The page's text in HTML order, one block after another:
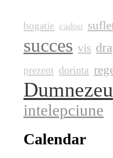
bogatie cadou
succes vis
prezent dorinta
Dumnezeu
intelepciune
Calendar